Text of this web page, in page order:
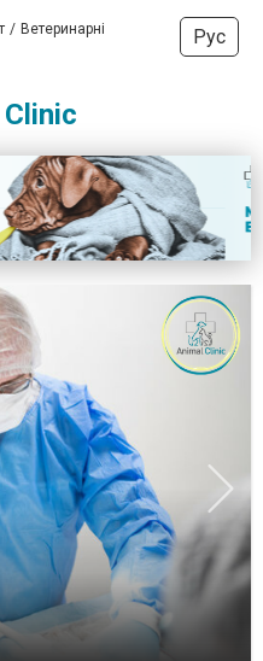
Ветеринарні
Рус